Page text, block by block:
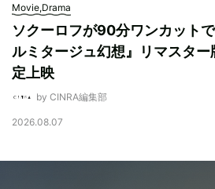
Movie,Drama
ソクーロフが90分ワンカット
ルミタージュ幻想』リマスター
定上映
by CINRA編集部
2026.08.07